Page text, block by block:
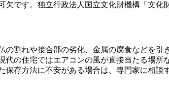
です。独立行政法人国立文化財機構「文化
割れや接合部の劣化、金属の腐食などを
の住宅ではエアコンの風が直接当たる場
存方法に不安がある場合は、専門家に相談